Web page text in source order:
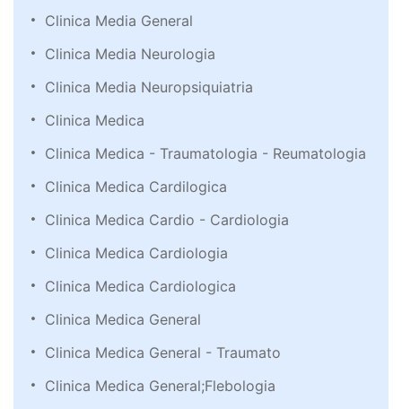
Clinica Media General
Clinica Media Neurologia
Clinica Media Neuropsiquiatria
Clinica Medica
Clinica Medica - Traumatologia - Reumatologia
Clinica Medica Cardilogica
Clinica Medica Cardio - Cardiologia
Clinica Medica Cardiologia
Clinica Medica Cardiologica
Clinica Medica General
Clinica Medica General - Traumato
Clinica Medica General;Flebologia